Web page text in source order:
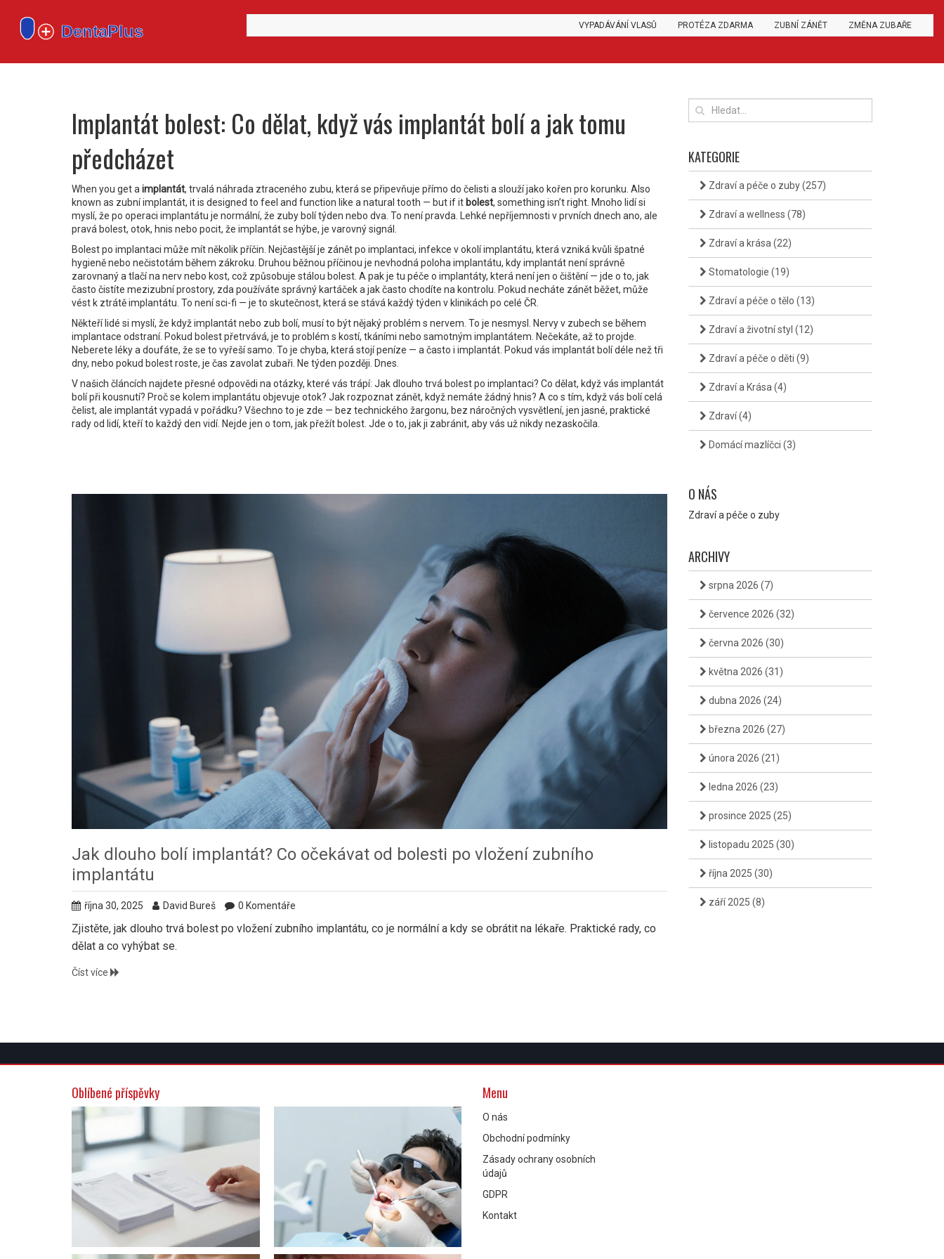
VYPADÁVÁNÍ VLASŮ PROTÉZA ZDARMA ZUBNÍ ZÁNĚT ZMĚNA ZUBAŘE
Implantát bolest: Co dělat, když vás implantát bolí a jak tomu
předcházet
When you get a implantát, trvalá náhrada ztraceného zubu, která se připevňuje přímo do čelisti a slouží jako kořen pro korunku . Also
known as zubní implantát, it is designed to feel and function like a natural tooth — but if it bolest, something isn’t right. Mnoho lidí si
myslí, že po operaci implantátu je normální, že zuby bolí týden nebo dva. To není pravda. Lehké nepříjemnosti v prvních dnech ano, ale
pravá bolest, otok, hnis nebo pocit, že implantát se hýbe, je varovný signál.
Bolest po implantaci může mít několik příčin. Nejčastější je zánět po implantaci, infekce v okolí implantátu, která vzniká kvůli špatné
hygieně nebo nečistotám během zákroku . Druhou běžnou příčinou je nevhodná poloha implantátu, kdy implantát není správně
zarovnaný a tlačí na nerv nebo kost, což způsobuje stálou bolest . A pak je tu péče o implantáty, která není jen o čištění — jde o to, jak
často čistíte mezizubní prostory, zda používáte správný kartáček a jak často chodíte na kontrolu . Pokud necháte zánět běžet, může
vést k ztrátě implantátu. To není sci-fi — je to skutečnost, která se stává každý týden v klinikách po celé ČR.
Někteří lidé si myslí, že když implantát nebo zub bolí, musí to být nějaký problém s nervem. To je nesmysl. Nervy v zubech se během
implantace odstraní. Pokud bolest přetrvává, je to problém s kostí, tkáními nebo samotným implantátem. Nečekáte, až to projde.
Neberete léky a doufáte, že se to vyřeší samo. To je chyba, která stojí peníze — a často i implantát. Pokud vás implantát bolí déle než tři
dny, nebo pokud bolest roste, je čas zavolat zubaři. Ne týden později. Dnes.
V našich článcích najdete přesné odpovědi na otázky, které vás trápí: Jak dlouho trvá bolest po implantaci? Co dělat, když vás implantát
bolí při kousnutí? Proč se kolem implantátu objevuje otok? Jak rozpoznat zánět, když nemáte žádný hnis? A co s tím, když vás bolí celá
čelist, ale implantát vypadá v pořádku? Všechno to je zde — bez technického žargonu, bez náročných vysvětlení, jen jasné, praktické
rady od lidí, kteří to každý den vidí. Nejde jen o tom, jak přežít bolest. Jde o to, jak ji zabránit, aby vás už nikdy nezaskočila.
Jak dlouho bolí implantát? Co očekávat od bolesti po vložení zubního
implantátu
října 30, 2025 David Bureš 0 Komentáře
Zjistěte, jak dlouho trvá bolest po vložení zubního implantátu, co je normální a kdy se obrátit na lékaře. Praktické rady, co
dělat a co vyhýbat se.
Číst více
KATEGORIE
Zdraví a péče o zuby(257)
Zdraví a wellness (78)
Zdraví a krása (22)
Stomatologie (19)
Zdraví a péče o tělo (13)
Zdraví a životní styl (12)
Zdraví a péče o děti (9)
Zdraví a Krása (4)
Zdraví(4)
Domácí mazlíčci (3)
O NÁS
Zdraví a péče o zuby
ARCHIVY
srpna 2026 (7)
července 2026 (32)
června 2026 (30)
května 2026 (31)
dubna 2026 (24)
března 2026 (27)
února 2026 (21)
ledna 2026 (23)
prosince 2025 (25)
listopadu 2025 (30)
října 2025 (30)
září 2025 (8)
Oblíbené příspěvky Menu
O nás
Obchodní podmínky
Zásady ochrany osobních
údajů
GDPR
Kontakt